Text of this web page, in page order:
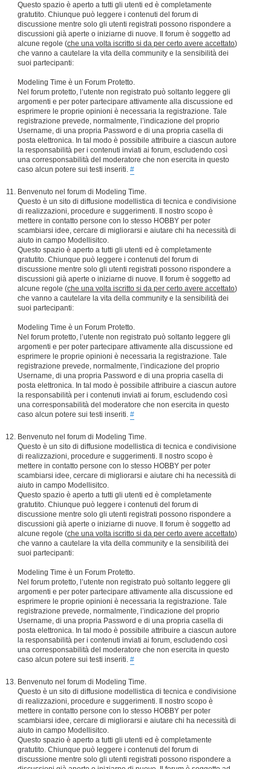
Questo spazio è aperto a tutti gli utenti ed è completamente
gratutito. Chiunque può leggere i contenuti del forum di
discussione mentre solo gli utenti registrati possono rispondere a
discussioni già aperte o iniziarne di nuove. Il forum è soggetto ad
alcune regole (che una volta iscritto si da per certo avere accettato)
che vanno a cautelare la vita della community e la sensibilità dei
suoi partecipanti:
Modeling Time è un Forum Protetto.
Nel forum protetto, l’utente non registrato può soltanto leggere gli
argomenti e per poter partecipare attivamente alla discussione ed
esprimere le proprie opinioni è necessaria la registrazione. Tale
registrazione prevede, normalmente, l’indicazione del proprio
Username, di una propria Password e di una propria casella di
posta elettronica. In tal modo è possibile attribuire a ciascun autore
la responsabilità per i contenuti inviati ai forum, escludendo così
una corresponsabilità del moderatore che non esercita in questo
caso alcun potere sui testi inseriti. #
Benvenuto nel forum di Modeling Time.
Questo è un sito di diffusione modellistica di tecnica e condivisione
di realizzazioni, procedure e suggerimenti. Il nostro scopo è
mettere in contatto persone con lo stesso HOBBY per poter
scambiarsi idee, cercare di migliorarsi e aiutare chi ha necessità di
aiuto in campo Modellisitco.
Questo spazio è aperto a tutti gli utenti ed è completamente
gratutito. Chiunque può leggere i contenuti del forum di
discussione mentre solo gli utenti registrati possono rispondere a
discussioni già aperte o iniziarne di nuove. Il forum è soggetto ad
alcune regole (che una volta iscritto si da per certo avere accettato)
che vanno a cautelare la vita della community e la sensibilità dei
suoi partecipanti:
Modeling Time è un Forum Protetto.
Nel forum protetto, l’utente non registrato può soltanto leggere gli
argomenti e per poter partecipare attivamente alla discussione ed
esprimere le proprie opinioni è necessaria la registrazione. Tale
registrazione prevede, normalmente, l’indicazione del proprio
Username, di una propria Password e di una propria casella di
posta elettronica. In tal modo è possibile attribuire a ciascun autore
la responsabilità per i contenuti inviati ai forum, escludendo così
una corresponsabilità del moderatore che non esercita in questo
caso alcun potere sui testi inseriti. #
Benvenuto nel forum di Modeling Time.
Questo è un sito di diffusione modellistica di tecnica e condivisione
di realizzazioni, procedure e suggerimenti. Il nostro scopo è
mettere in contatto persone con lo stesso HOBBY per poter
scambiarsi idee, cercare di migliorarsi e aiutare chi ha necessità di
aiuto in campo Modellisitco.
Questo spazio è aperto a tutti gli utenti ed è completamente
gratutito. Chiunque può leggere i contenuti del forum di
discussione mentre solo gli utenti registrati possono rispondere a
discussioni già aperte o iniziarne di nuove. Il forum è soggetto ad
alcune regole (che una volta iscritto si da per certo avere accettato)
che vanno a cautelare la vita della community e la sensibilità dei
suoi partecipanti:
Modeling Time è un Forum Protetto.
Nel forum protetto, l’utente non registrato può soltanto leggere gli
argomenti e per poter partecipare attivamente alla discussione ed
esprimere le proprie opinioni è necessaria la registrazione. Tale
registrazione prevede, normalmente, l’indicazione del proprio
Username, di una propria Password e di una propria casella di
posta elettronica. In tal modo è possibile attribuire a ciascun autore
la responsabilità per i contenuti inviati ai forum, escludendo così
una corresponsabilità del moderatore che non esercita in questo
caso alcun potere sui testi inseriti. #
Benvenuto nel forum di Modeling Time.
Questo è un sito di diffusione modellistica di tecnica e condivisione
di realizzazioni, procedure e suggerimenti. Il nostro scopo è
mettere in contatto persone con lo stesso HOBBY per poter
scambiarsi idee, cercare di migliorarsi e aiutare chi ha necessità di
aiuto in campo Modellisitco.
Questo spazio è aperto a tutti gli utenti ed è completamente
gratutito. Chiunque può leggere i contenuti del forum di
discussione mentre solo gli utenti registrati possono rispondere a